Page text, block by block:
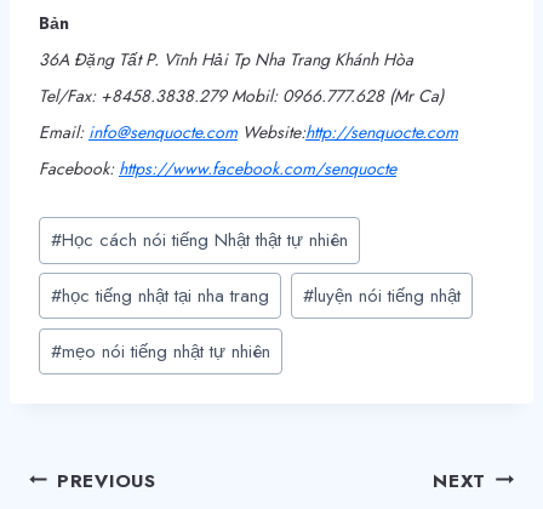
Bản
36A Đặng Tất P. Vĩnh Hải Tp Nha Trang Khánh Hòa
Tel/Fax: +8458.3838.279 Mobil: 0966.777.628 (Mr Ca)
Email: info@senquocte.com Website:http://senquocte.com
Facebook: https://www.facebook.com/senquocte
Post
Tags:
#Học cách nói tiếng Nhật thật tự nhiên
#học tiếng nhật tại nha trang #luyện nói tiếng nhật
#mẹo nói tiếng nhật tự nhiên
Điều
PREVIOUS NEXT